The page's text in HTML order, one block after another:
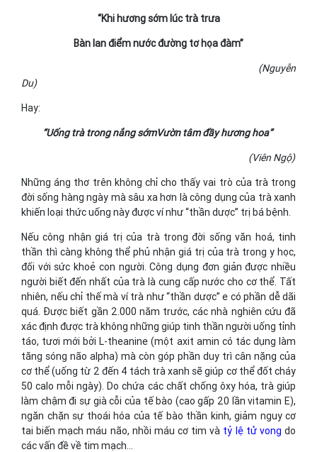
“Khi hương sớm lúc trà trưa
Bàn lan điểm nước đường tơ họa đàm”
(Nguyễn
Du)
Hay:
“Uống trà trong nắng sớmVườn tâm đầy hương hoa”
(Viên Ngộ)
Những áng thơ trên không chỉ cho thấy vai trò của trà trong
đời sống hàng ngày mà sâu xa hơn là công dụng của trà xanh
khiến loại thức uống này được ví như “thần dược” trị bá bệnh.
Nếu công nhận giá trị của trà trong đời sống văn hoá, tinh
thần thì càng không thể phủ nhận giá trị của trà trong y học,
đối với sức khoẻ con người. Công dụng đơn giản được nhiều
người biết đến nhất của trà là cung cấp nước cho cơ thể. Tất
nhiên, nếu chỉ thế mà ví trà như “thần dược” e có phần dễ dãi
quá. Được biết gần 2.000 năm trước, các nhà nghiên cứu đã
xác định được trà không những giúp tinh thần người uống tỉnh
táo, tươi mới bởi L-theanine (một axit amin có tác dụng làm
tăng sóng não alpha) mà còn góp phần duy trì cân nặng của
cơ thể (uống từ 2 đến 4 tách trà xanh sẽ giúp cơ thể đốt cháy
50 calo mỗi ngày). Do chứa các chất chống ôxy hóa, trà giúp
làm chậm đi sự già cỗi của tế bào (cao gấp 20 lần vitamin E),
ngăn chặn sự thoái hóa của tế bào thần kinh, giảm nguy cơ
tai biến mạch máu não, nhồi máu cơ tim và tỷ lệ tử vong do
các vấn đề về tim mạch…